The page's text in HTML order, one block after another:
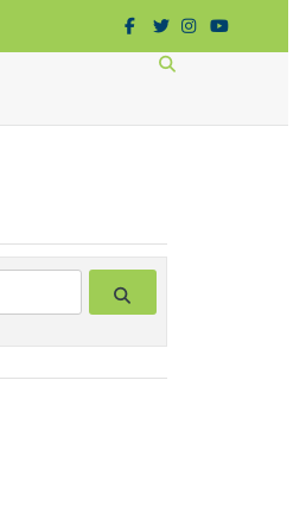
Facebook
TwitterInstagram
Youtube